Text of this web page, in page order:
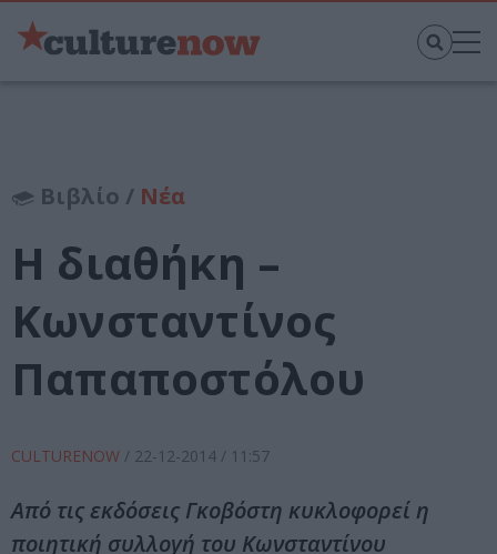
Βιβλίο / Νέα
Η διαθήκη –
Κωνσταντίνος
Παπαποστόλου
CULTURENOW / 22-12-2014 / 11:57
Από τις εκδόσεις Γκοβόστη κυκλοφορεί η
ποιητική συλλογή του Κωνσταντίνου